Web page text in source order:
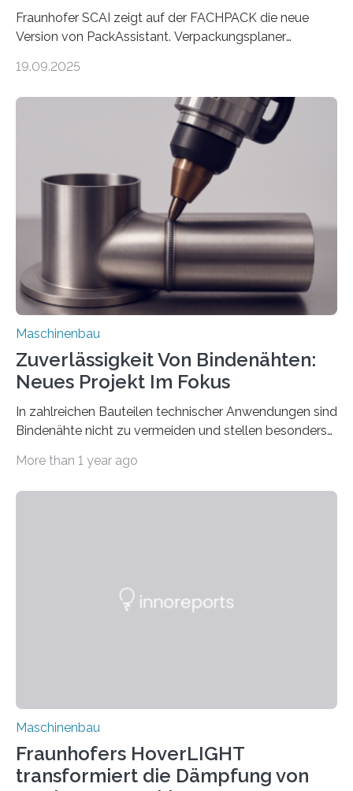
Fraunhofer SCAI zeigt auf der FACHPACK die neue
Version von PackAssistant. Verpackungsplaner
Automobil, Maschinenbau und in der Zulieferindustrie.
Teile als eine Einheit verpacken. Die Anordnung kann
der Benutzer vorgeben und erhält so mehr Kontrolle
über die Positionierung der Bauteile. Die ebenfalls neue
Automatisierungsschnittstelle dient dazu, die Software
besser in spezifische Unternehmensprozesse
einzubinden. Sankt Augustin – Zur Messe FACHPACK
vom 23. bis 25. September in Nürnberg…
19.09.2025
Maschinenbau
Zuverlässigkeit Von Bindenähten:
Neues Projekt Im Fokus
In zahlreichen Bauteilen technischer Anwendungen sind
Bindenähte nicht zu vermeiden und stellen besonders
Matrixmaterials eine große Herausforderung dar.
Durch den verstärkten Einsatz von Rezyklaten
More than 1 year ago
Maschinenbau
Fraunhofers HoverLIGHT
transformiert die Dämpfung von